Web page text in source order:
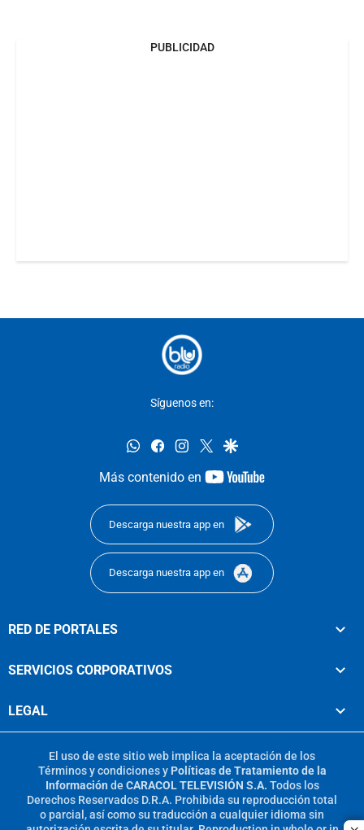
PUBLICIDAD
Síguenos en:
whatsappfacebookinstagram
twittergoogle
Más contenido en
youtube-
Descarga nuestra app en
Descarga nuestra app en
RED DE PORTALES
SERVICIOS CORPORATIVOS
LEGAL
El uso de este sitio web implica la aceptación de los
Términos y condicionesy Políticas de Tratamiento de la
Información de CARACOL TELEVISIÓN S.A. Todos los
Derechos Reservados D.R.A. Prohibida su reproducción total
o parcial, así como su traducción a cualquier idioma sin